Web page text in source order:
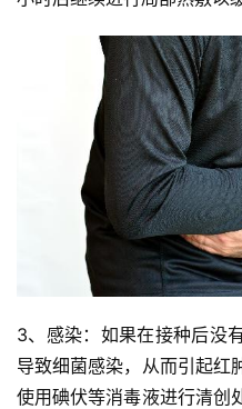
3、感染：如果在接种后没
导致细菌感染，从而引起红
使用碘伏等消毒液进行清创